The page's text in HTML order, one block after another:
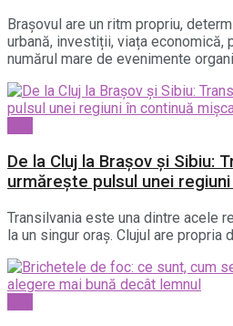
Brașovul are un ritm propriu,
urbană, investiții, viața
numărul mare de evenimente
De la Cluj la Brașov și Sibiu:
urmărește pulsul unei
Transilvania este una dintre acele
la un singur oraș. Clujul are propria